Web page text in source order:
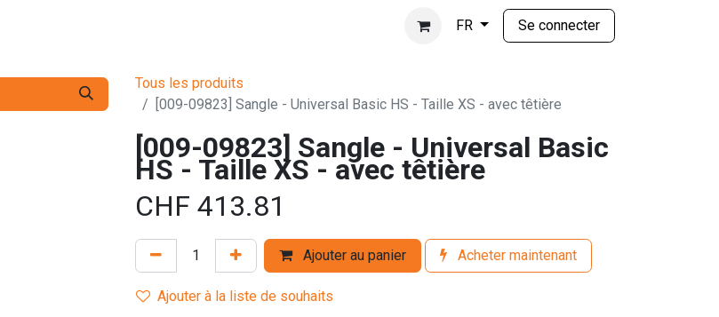
FR Se connecter
Tous les produits
[009-09823] Sangle - Universal Basic HS - Taille XS - avec têtière
[009-09823] Sangle - Universal Basic
HS - Taille XS - avec têtière
CHF 413.81
Ajouter au panier Acheter maintenant
Ajouter à la liste de souhaits